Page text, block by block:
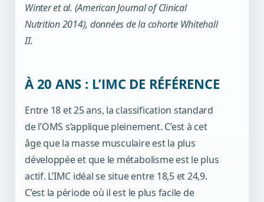
Winter et al. (American Journal of Clinical
Nutrition 2014), données de la cohorte Whitehall
II.
À 20 ANS : L’IMC DE RÉFÉRENCE
Entre 18 et 25 ans, la classification standard
de l’OMS s’applique pleinement. C’est à cet
âge que la masse musculaire est la plus
développée et que le métabolisme est le plus
actif. L’IMC idéal se situe entre 18,5 et 24,9.
C’est la période où il est le plus facile de